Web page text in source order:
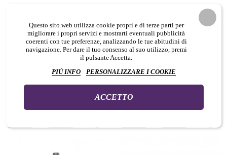
Grip Tigro Monouso Regolabile per
Cartucce - 1pz.
3,60 €IVA Incl.
Grip Tigro Monouso Regolabile per
Cartucce - 10pz.
24,40 €IVA Incl.
Questo sito web utilizza cookie propri e di terze parti per
migliorare i propri servizi e mostrarti eventuali pubblicità
coerenti con tue preferenze, analizzando le tue abitudini di
navigazione. Per dare il tuo consenso al suo utilizzo, premi
il pulsante Accetta.
PIÚ INFO
PERSONALIZZARE I COOKIE
ACCETTO